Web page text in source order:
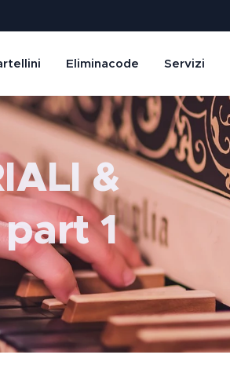
Eliminacode Servizi
&
1